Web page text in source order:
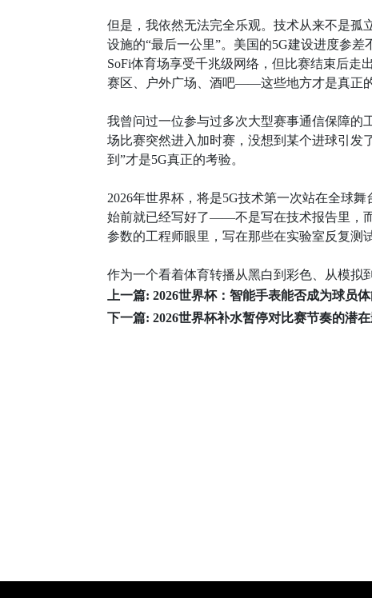
但是，我依然无法完全乐观。技术从来不是孤
设施的“最后一公里”。美国的5G建设进度参
SoFi体育场享受千兆级网络，但比赛结束后走
赛区、户外广场、酒吧——这些地方才是真正的
我曾问过一位参与过多次大型赛事通信保障的
场比赛突然进入加时赛，没想到某个进球引发
到”才是5G真正的考验。
2026年世界杯，将是5G技术第一次站在全球
始前就已经写好了——不是写在技术报告里，
参数的工程师眼里，写在那些在实验室反复测
作为一个看着体育转播从黑白到彩色、从模拟
上一篇: 2026世界杯：智能手表能否成为球员
下一篇: 2026世界杯补水暂停对比赛节奏的潜